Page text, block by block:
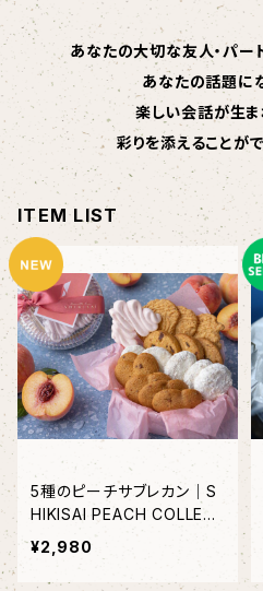
あなたの大切な友人・パー
あなたの話題に
楽しい会話が生
彩りを添えることが
ITEM LIST
5種のピーチサブレカン｜S
HIKISAI PEACH COLLEC
TION（１缶）＜2０個限定＞
¥2,980